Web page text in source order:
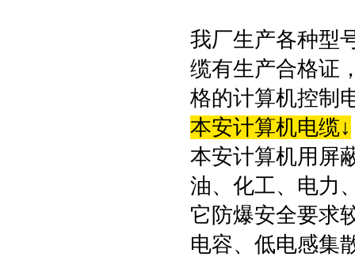
我厂生产各种型
缆有生产合格证
格的计算机控制
本安计算机电缆↓
本安计算机用屏
油、化工、电力
它防爆安全要求
电容、低电感集